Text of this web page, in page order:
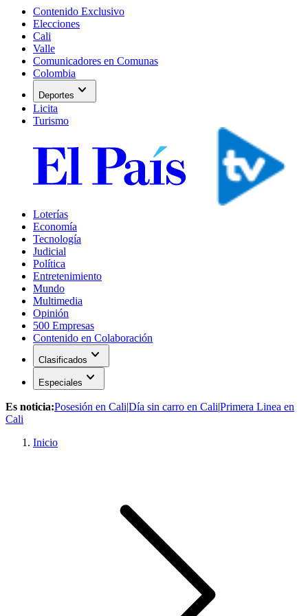
Contenido Exclusivo
Elecciones
Cali
Valle
Comunicadores en Comunas
Colombia
Deportes expand_more
Licita
Turismo
Loterías
Economía
Tecnología
Judicial
Política
Entretenimiento
Mundo
Multimedia
Opinión
500 Empresas
Contenido en Colaboración
Clasificados expand_more
Especiales expand_more
Es noticia:Posesión en Cali|Día sin carro en Cali|Primera Linea en
Cali
Inicio